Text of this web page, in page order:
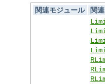
関連モジュール
関